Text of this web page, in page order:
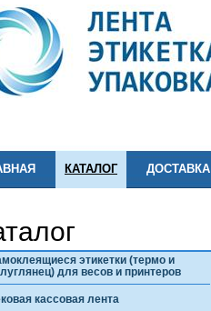
КАТАЛОГ ДОСТАВКА
этикетки (термо и
для весов и принтеров
кассовая лента